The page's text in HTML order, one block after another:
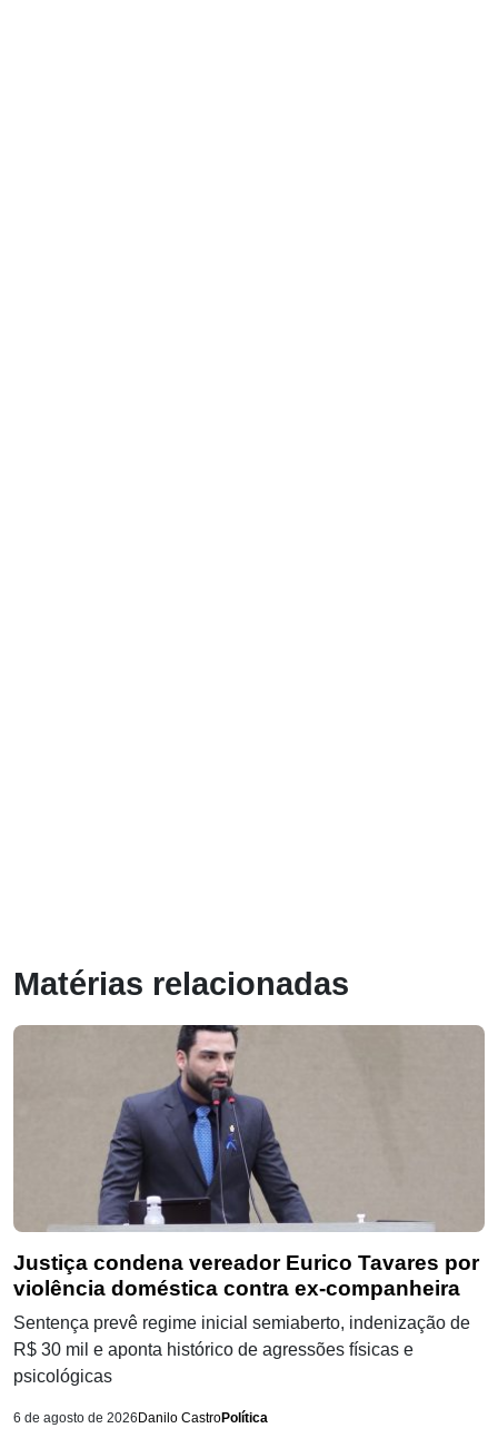
Matérias relacionadas
Justiça condena vereador Eurico Tavares por
violência doméstica contra ex-companheira
Sentença prevê regime inicial semiaberto, indenização de
R$ 30 mil e aponta histórico de agressões físicas e
psicológicas
6 de agosto de 2026 Danilo CastroPolítica